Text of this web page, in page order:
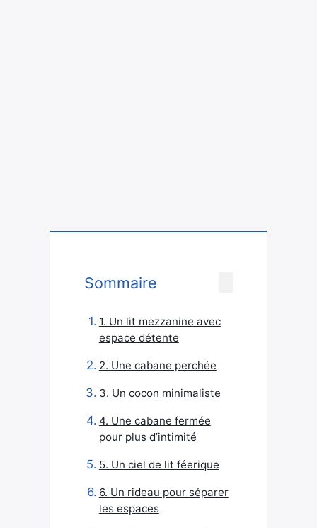
Sommaire
1. Un lit mezzanine avec
espace détente
2. Une cabane perchée
3. Un cocon minimaliste
4. Une cabane fermée
pour plus d’intimité
5. Un ciel de lit féerique
6. Un rideau pour séparer
les espaces